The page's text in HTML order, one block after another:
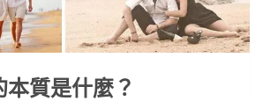
質是什麼？